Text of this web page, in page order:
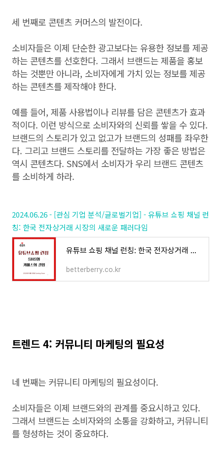
세 번째로 콘텐츠 커머스의 발전이다.
소비자들은 이제 단순한 광고보다는 유용한 정보를 제공
하는 콘텐츠를 선호한다. 그래서 브랜드는 제품을 홍보
하는 것뿐만 아니라, 소비자에게 가치 있는 정보를 제공
하는 콘텐츠를 제작해야 한다.
예를 들어, 제품 사용법이나 리뷰를 담은 콘텐츠가 효과
적이다. 이런 방식으로 소비자와의 신뢰를 쌓을 수 있다.
브랜드의 스토리가 있고 없고가 브랜드의 성패를 좌우한
다. 그리고 브랜드 스토리를 전달하는 가장 좋은 방법은
역시 콘텐츠다. SNS에서 소비자가 우리 브랜드 콘텐츠
를 소비하게 하라.
2024.06.26 - [관심 기업 분석/글로벌기업] - 유튜브 쇼핑 채널 런
칭: 한국 전자상거래 시장의 새로운 패러다임
유튜브 쇼핑 채널 런칭: 한국 전자상거래 시장의 새로운 패러다임
betterberry.co.kr
트렌드 4: 커뮤니티 마케팅의 필요성
네 번째는 커뮤니티 마케팅의 필요성이다.
소비자들은 이제 브랜드와의 관계를 중요시하고 있다.
그래서 브랜드는 소비자와의 소통을 강화하고, 커뮤니티
를 형성하는 것이 중요하다.